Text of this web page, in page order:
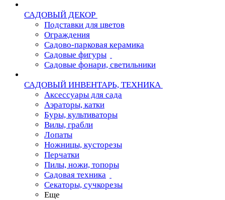
САДОВЫЙ ДЕКОР
Подставки для цветов
Ограждения
Садово-парковая керамика
Садовые фигуры
Садовые фонари, светильники
САДОВЫЙ ИНВЕНТАРЬ, ТЕХНИКА
Аксессуары для сада
Аэраторы, катки
Буры, культиваторы
Вилы, грабли
Лопаты
Ножницы, кусторезы
Перчатки
Пилы, ножи, топоры
Садовая техника
Секаторы, сучкорезы
Еще